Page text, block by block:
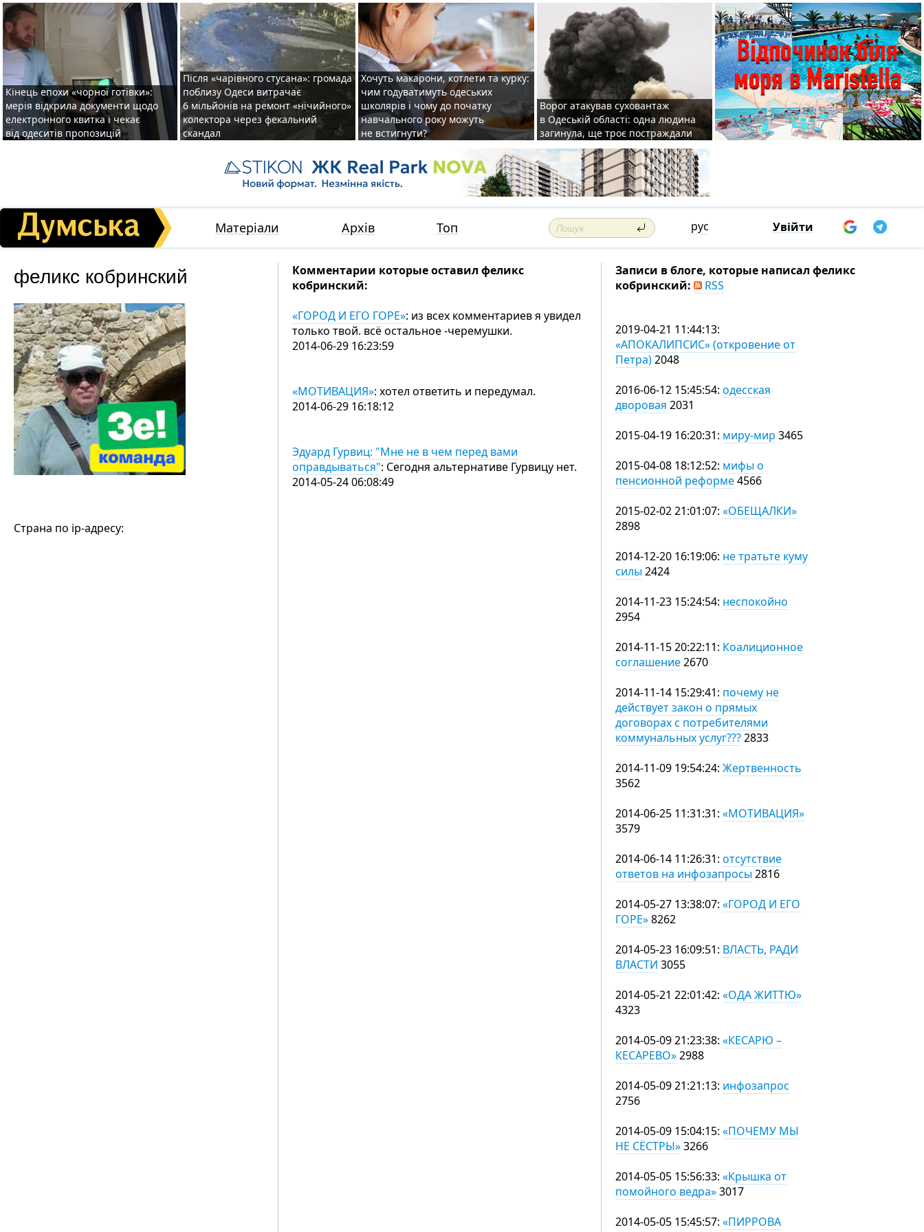
Кінець епохи «чорної готівки»:
мерія відкрила документи щодо
електронного квитка і чекає
від одеситів пропозицій
Після «чарівного стусана»: громада
поблизу Одеси витрачає
6 мільйонів на ремонт «нічийного»
колектора через фекальний
скандал
Хочуть макарони, котлети та курку:
чим годуватимуть одеських
школярів і чому до початку
навчального року можуть
не встигнути?
Ворог атакував суховантаж
в Одеській області: одна людина
загинула, ще троє постраждали
Матеріали Архів Топ рус Увійти
феликс кобринский
Страна по ip-адресу:
Комментарии которые оставил феликс
кобринский:
«ГОРОД И ЕГО ГОРЕ»: из всех комментариев я увидел
только твой. всё остальное -черемушки.
2014-06-29 16:23:59
«МОТИВАЦИЯ»: хотел ответить и передумал.
2014-06-29 16:18:12
Эдуард Гурвиц: "Мне не в чем перед вами
оправдываться": Сегодня альтернативе Гурвицу нет.
2014-05-24 06:08:49
Записи в блоге, которые написал феликс
кобринский:
RSS
2019-04-21 11:44:13:
«АПОКАЛИПСИС» (откровение от
Петра)2048
2016-06-12 15:45:54: одесская
дворовая 2031
2015-04-19 16:20:31: миру-мир 3465
2015-04-08 18:12:52: мифы о
пенсионной реформе4566
2015-02-02 21:01:07: «ОБЕЩАЛКИ»
2898
2014-12-20 16:19:06: не тратьте куму
силы2424
2014-11-23 15:24:54: неспокойно
2954
2014-11-15 20:22:11: Коалиционное
соглашение2670
2014-11-14 15:29:41: почему не
действует закон о прямых
договорах с потребителями
коммунальных услуг???2833
2014-11-09 19:54:24: Жертвенность
3562
2014-06-25 11:31:31: «МОТИВАЦИЯ»
3579
2014-06-14 11:26:31: отсутствие
ответов на инфозапросы2816
2014-05-27 13:38:07: «ГОРОД И ЕГО
ГОРЕ»8262
2014-05-23 16:09:51: ВЛАСТЬ, РАДИ
ВЛАСТИ 3055
2014-05-21 22:01:42: «ОДА ЖИТТЮ»
4323
2014-05-09 21:23:38: «КЕСАРЮ –
КЕСАРЕВО»2988
2014-05-09 21:21:13: инфозапрос
2756
2014-05-09 15:04:15: «ПОЧЕМУ МЫ
НЕ СЁСТРЫ»3266
2014-05-05 15:56:33: «Крышка от
помойного ведра»3017
2014-05-05 15:45:57: «ПИРРОВА